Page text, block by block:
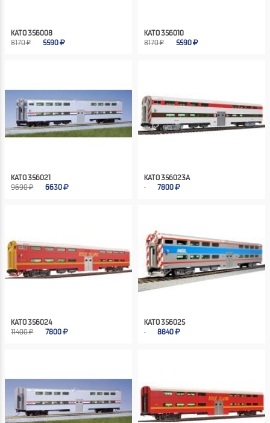
KATO 356008
8170 ₽
5590
KATO 356010
8170 ₽
5590
KATO 356021
9690 ₽
6630
KATO 356023A
7800
KATO 356024
11400 ₽
7800
KATO 356025
8840